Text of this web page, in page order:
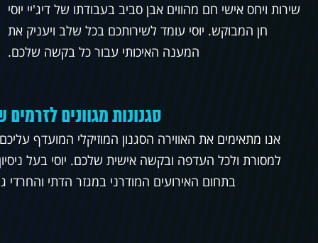
שירות ויחס אישי חם מהווים אבן סביב בעבודתו של דיג'יי יוסי
חן המבוקש. יוסי עומד לשירותכם בכל שלב ויעניק את
המענה האיכותי עבור כל בקשה שלכם.
סגנונות מגוונים לזרמים
אנו מתאימים את האווירה הסגנון המוזיקלי המועדף
למסורת ולכל העדפה ובקשה אישית שלכם. יוסי בעל
בתחום האירועים המודרני במגזר הדתי והחרדי